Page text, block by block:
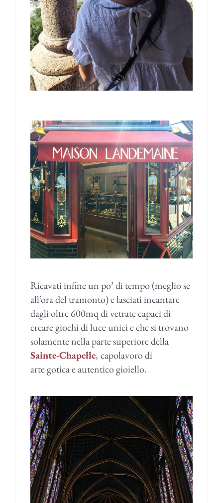
Ricavati infine un po’ di tempo (meglio se
all’ora del tramonto) e lasciati incantare
dagli oltre 600mq di vetrate capaci di
creare giochi di luce unici e che si trovano
solamente nella parte superiore della
Sainte-Chapelle, capolavoro di
arte gotica e autentico gioiello.